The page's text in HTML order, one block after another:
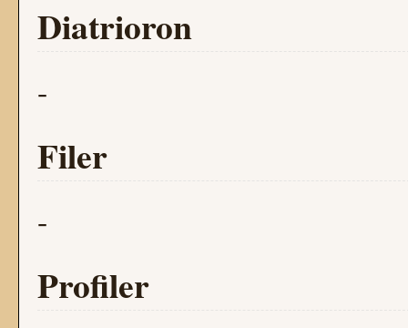
Diatrioron
-
Filer
-
Profiler